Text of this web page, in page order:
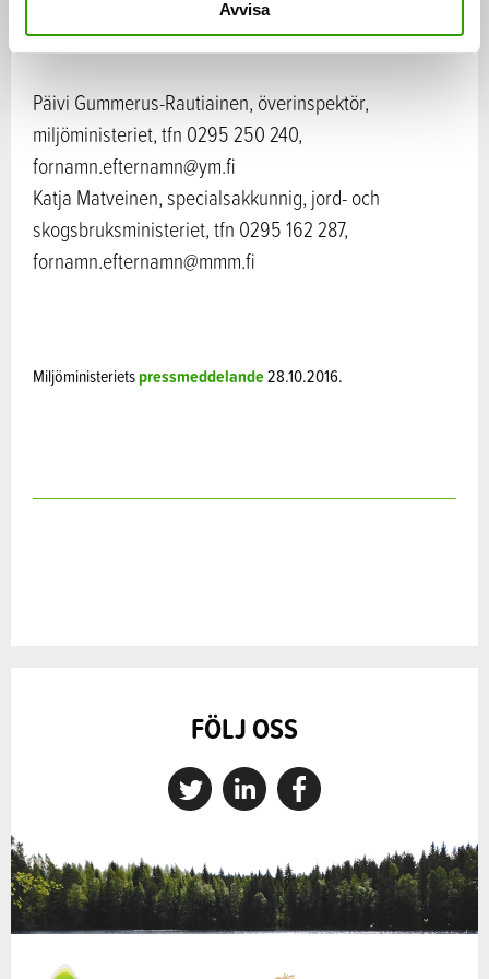
Avvisa
Mer information:
Päivi Gummerus-Rautiainen, överinspektör,
miljöministeriet, tfn 0295 250 240,
fornamn.efternamn@ym.fi
Katja Matveinen, specialsakkunnig, jord- och
skogsbruksministeriet, tfn 0295 162 287,
fornamn.efternamn@mmm.fi
Miljöministerietspressmeddelande28.10.2016.
FÖLJ OSS